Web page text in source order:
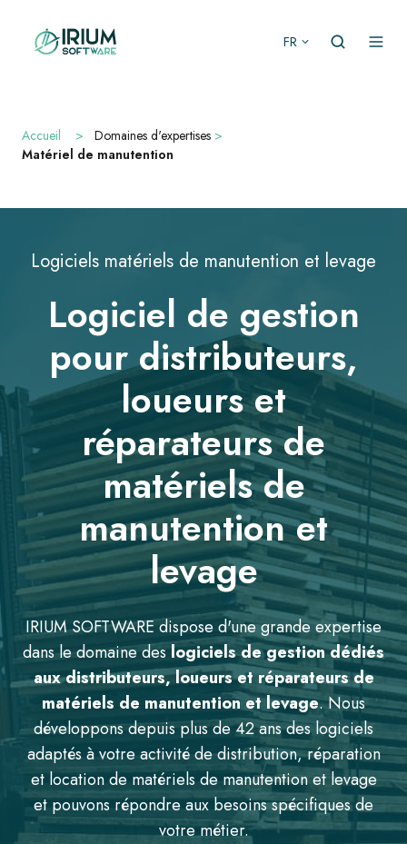
FR
Accueil > Domaines d'expertises >
Matériel de manutention
Logiciels matériels de manutention et levage
Logiciel de gestion
pour distributeurs,
loueurs et
réparateurs de
matériels de
manutention et
levage
IRIUM SOFTWARE dispose d'une grande expertise
dans le domaine des logiciels de gestion dédiés
aux distributeurs, loueurs et réparateurs de
matériels de manutention et levage. Nous
développons depuis plus de 42 ans des logiciels
adaptés à votre activité de distribution, réparation
et location de matériels de manutention et levage
et pouvons répondre aux besoins spécifiques de
votre métier.